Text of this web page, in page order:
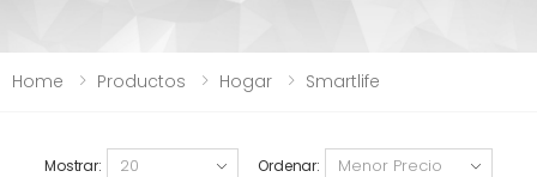
Home Productos Hogar Smartlife
Mostrar: Ordenar: